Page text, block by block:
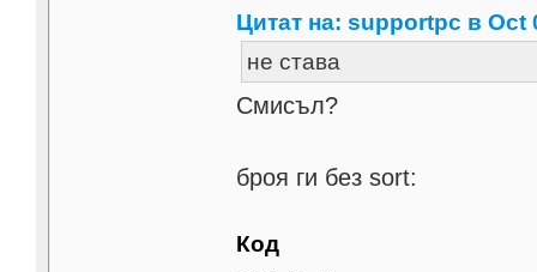
Цитат на: supportpc в Oct
не става
Смисъл?
броя ги без sort:
Код